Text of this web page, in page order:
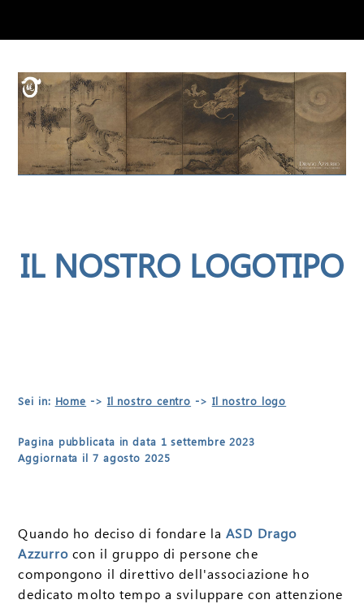
IL NOSTRO LOGOTIPO
Sei in: Home -> Il nostro centro -> Il nostro logo
Pagina pubblicata in data 1 settembre 2023
Aggiornata il 7 agosto 2025
Quando ho deciso di fondare laASD Drago
Azzurro con il gruppo di persone che
compongono il direttivo dell'associazione ho
dedicato molto tempo a sviluppare con attenzione